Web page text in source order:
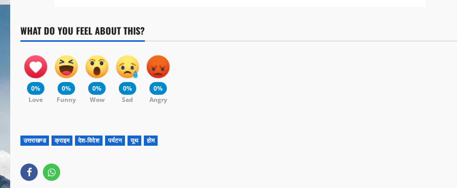
WHAT DO YOU FEEL ABOUT THIS?
0%
Love
0%
Funny
0%
Wow
0%
Sad
0%
Angry
उत्तराखण्ड क्राइम देश-विदेश पर्यटन यूथ होम